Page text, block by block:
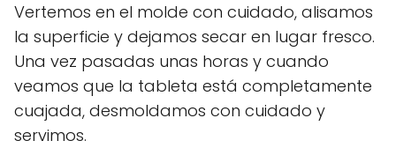
Vertemos en el molde con cuidado, alisamos
la superficie y dejamos secar en lugar fresco.
Una vez pasadas unas horas y cuando
veamos que la tableta está completamente
cuajada, desmoldamos con cuidado y
servimos.